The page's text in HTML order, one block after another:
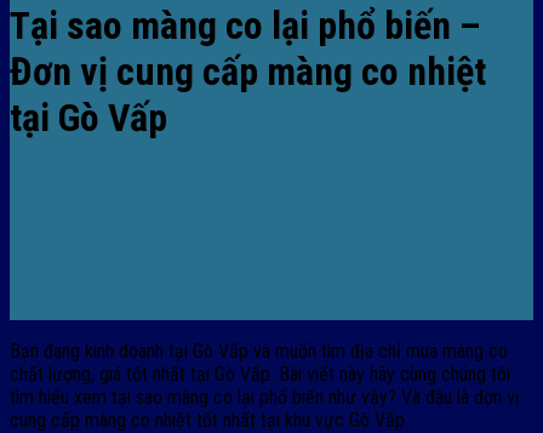
Tại sao màng co lại phổ biến –
Đơn vị cung cấp màng co nhiệt
tại Gò Vấp
Bạn đang kinh doanh tại Gò Vấp và muốn tìm địa chỉ mua màng co
chất lượng, giá tốt nhất tại Gò Vấp. Bài viết này hãy cùng chúng tôi
tìm hiểu xem tại sao màng co lại phổ biến như vậy? Và đâu là đơn vị
cung cấp màng co nhiệt tốt nhất tại khu vực Gò Vấp.